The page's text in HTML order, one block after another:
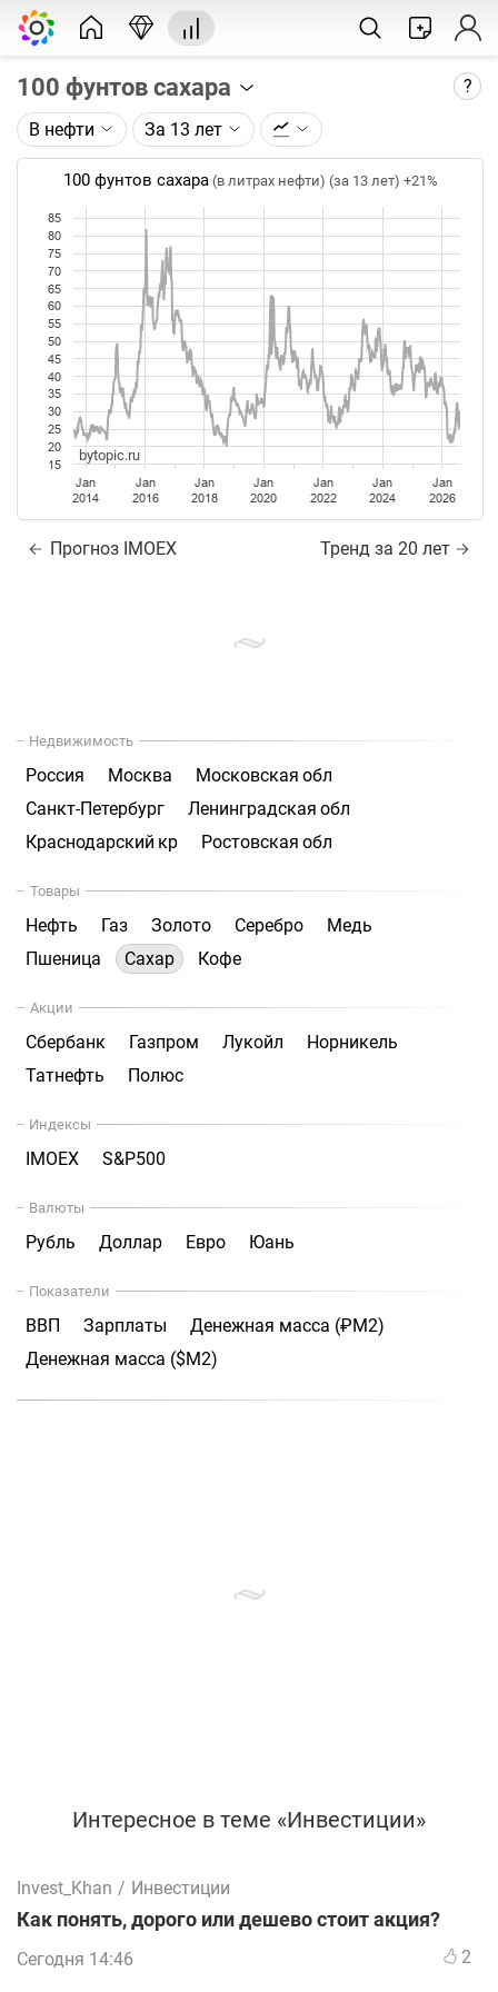
100 фунтов сахара ?
Описание графика:
Цена фьючерса на сахар, торгуемого на ICE.
Каждая точка на графике - цена закрытия дня,
недели или месяца. Оптимальный таймфрейм
(день, неделя, месяц) подбирается автоматически
при изменении глубины графика.
Данные добавляются ежедневно.
В нефти За 13 лет
100 фунтов сахара (в литрах нефти) (за 13 лет) +21%
Jan
2014
Jan
2016
Jan
2018
Jan
2020
Jan
2022
Jan
2024
Jan
2026
15
20
25
30
35
40
45
50
55
60
65
70
75
80
85
bytopic.ru
Прогноз IMOEX Тренд за 20 лет
Недвижимость
Россия Москва
Московская обл
Санкт-Петербург
Ленинградская обл
Краснодарский кр
Ростовская обл
Товары
Нефть Газ Золото Серебро
Медь
Пшеница
Сахар Кофе
Акции
Сбербанк Газпром Лукойл
Норникель
Татнефть
Полюс
Индексы
IMOEX S&P500
Валюты
Рубль Доллар Евро Юань
Показатели
ВВП Зарплаты
Денежная масса (₽М2)
Денежная масса ($М2)
Интересное в теме «Инвестиции»
Invest_Khan / Инвестиции
Как понять, дорого или дешево стоит акция?
Сегодня 14:46 2